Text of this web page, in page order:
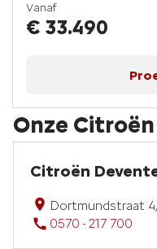
Vanaf
€ 33.490
Onze
Citroën
Dortmundstraat
0570 - 217 700